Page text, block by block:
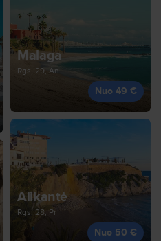
Malaga
Rgs, 29, An
Nuo 49 €
Alikantė
Rgs, 28, Pr
Nuo 50 €